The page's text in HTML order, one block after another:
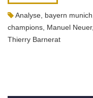
Analyse bayern munich
champions Manuel Neuer,
Thierry Barnerat